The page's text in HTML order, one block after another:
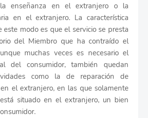
enseñanza en el extranjero o la
en el extranjero. La característica
modo es que el servicio se presta
del Miembro que ha contraído el
muchas veces es necesario el
del consumidor, también quedan
como la de reparación de
el extranjero, en las que solamente
situado en el extranjero, un bien